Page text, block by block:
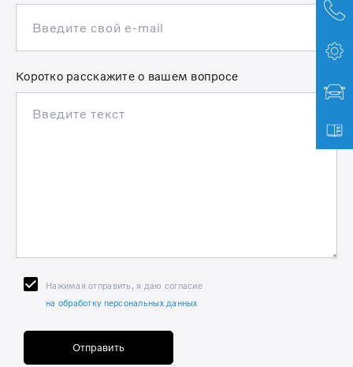
Коротко расскажите о вашем вопросе
Нажимая отправить, я даю согласие
на обработку персональных данных
Отправить